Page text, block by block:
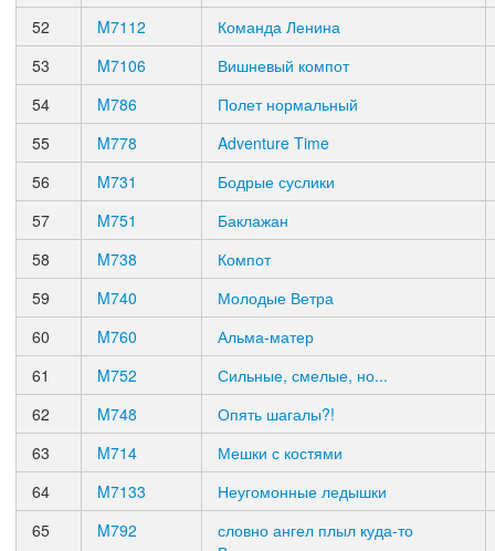
52
M7112
Команда Ленина
53
M7106
Вишневый компот
54
M786
Полет нормальный
55
M778
Adventure Time
56
M731
Бодрые суслики
57
M751
Баклажан
58
M738
Компот
59
M740
Молодые Ветра
60
M760
Альма-матер
61
M752
Сильные, смелые, но...
62
M748
Опять шагалы?!
63
M714
Мешки с костями
64
M7133
Неугомонные ледышки
65
M792
словно ангел плыл куда-то